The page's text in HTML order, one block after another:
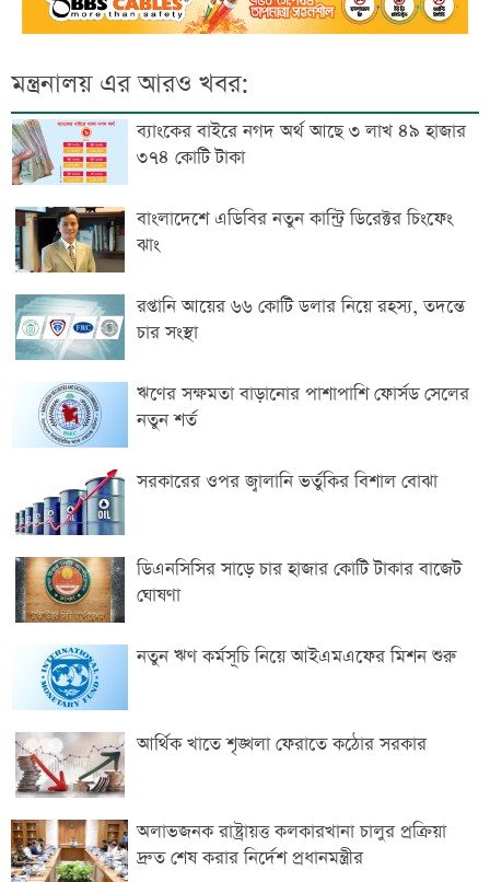
মন্ত্রনালয় এর আরও খবর:
ব্যাংকের বাইরে নগদ অর্থ আছে ৩ লাখ ৪৯ হাজার
৩৭৪ কোটি টাকা
বাংলাদেশে এডিবির নতুন কান্ট্রি ডিরেক্টর চিংফেং
ঝাং
রপ্তানি আয়ের ৬৬ কোটি ডলার নিয়ে রহস্য, তদন্তে
চার সংস্থা
ঋণের সক্ষমতা বাড়ানোর পাশাপাশি ফোর্সড সেলের
নতুন শর্ত
সরকারের ওপর জ্বালানি ভর্তুকির বিশাল বোঝা
ডিএনসিসির সাড়ে চার হাজার কোটি টাকার বাজেট
ঘোষণা
নতুন ঋণ কর্মসূচি নিয়ে আইএমএফের মিশন শুরু
আর্থিক খাতে শৃঙ্খলা ফেরাতে কঠোর সরকার
অলাভজনক রাষ্ট্রায়ত্ত কলকারখানা চালুর প্রক্রিয়া
দ্রুত শেষ করার নির্দেশ প্রধানমন্ত্রীর